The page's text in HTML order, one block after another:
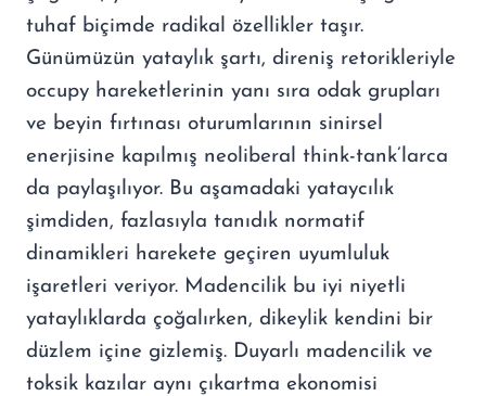
tuhaf biçimde radikal özellikler taşır.
Günümüzün yataylık şartı, direniş retorikleriyle
occupy hareketlerinin yanı sıra odak grupları
ve beyin fırtınası oturumlarının sinirsel
enerjisine kapılmış neoliberal think-tank’larca
da paylaşılıyor. Bu aşamadaki yataycılık
şimdiden, fazlasıyla tanıdık normatif
dinamikleri harekete geçiren uyumluluk
işaretleri veriyor. Madencilik bu iyi niyetli
yataylıklarda çoğalırken, dikeylik kendini bir
düzlem içine gizlemiş. Duyarlı madencilik ve
toksik kazılar aynı çıkartma ekonomisi